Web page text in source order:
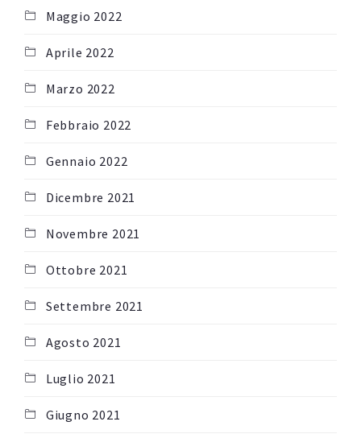
Maggio 2022
Aprile 2022
Marzo 2022
Febbraio 2022
Gennaio 2022
Dicembre 2021
Novembre 2021
Ottobre 2021
Settembre 2021
Agosto 2021
Luglio 2021
Giugno 2021